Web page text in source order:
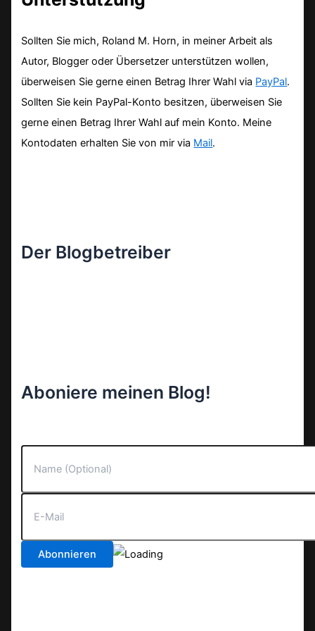
Sollten Sie mich, Roland M. Horn, in meiner Arbeit als
Autor, Blogger oder Übersetzer unterstützen wollen,
überweisen Sie gerne einen Betrag Ihrer Wahl via PayPal.
Sollten Sie kein PayPal-Konto besitzen, überweisen Sie
gerne einen Betrag Ihrer Wahl auf mein Konto. Meine
Kontodaten erhalten Sie von mir via Mail.
Der Blogbetreiber
Aboniere meinen Blog!